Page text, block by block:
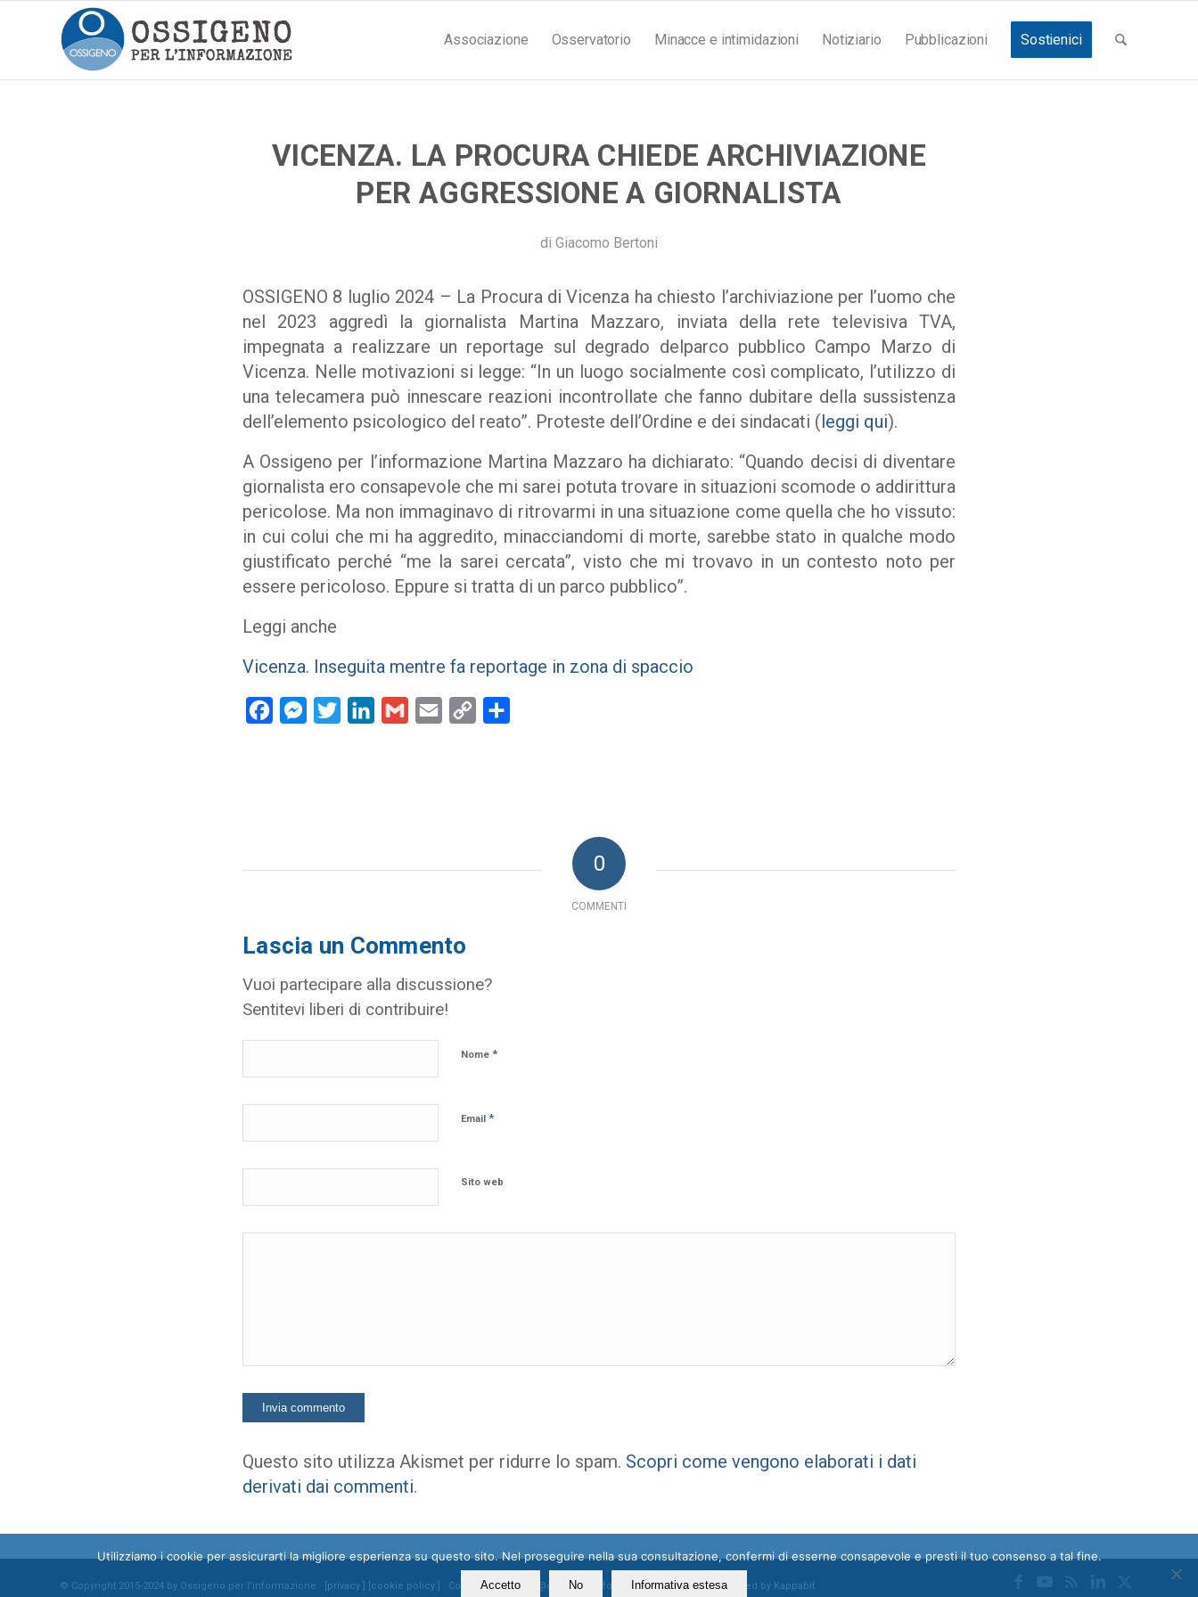
Associazione Osservatorio Minacce e intimidazioni Notiziario Pubblicazioni Sostienici
VICENZA. LA PROCURA CHIEDE ARCHIVIAZIONE
PER AGGRESSIONE A GIORNALISTA
di Giacomo Bertoni
OSSIGENO 8 luglio 2024 – La Procura di Vicenza ha chiesto l’archiviazione per l’uomo che
nel 2023 aggredì la giornalista Martina Mazzaro, inviata della rete televisiva TVA,
impegnata a realizzare un reportage sul degrado delparco pubblico Campo Marzo di
Vicenza. Nelle motivazioni si legge: “In un luogo socialmente così complicato, l’utilizzo di
una telecamera può innescare reazioni incontrollate che fanno dubitare della sussistenza
dell’elemento psicologico del reato”. Proteste dell’Ordine e dei sindacati (leggi qui).
A Ossigeno per l’informazione Martina Mazzaro ha dichiarato: “Quando decisi di diventare
giornalista ero consapevole che mi sarei potuta trovare in situazioni scomode o addirittura
pericolose. Ma non immaginavo di ritrovarmi in una situazione come quella che ho vissuto:
in cui colui che mi ha aggredito, minacciandomi di morte, sarebbe stato in qualche modo
giustificato perché “me la sarei cercata”, visto che mi trovavo in un contesto noto per
essere pericoloso. Eppure si tratta di un parco pubblico”.
Leggi anche
Vicenza. Inseguita mentre fa reportage in zona di spaccio
FacebookMessenger
Twitter LinkedInGmail Email
Copy
0
COMMENTI
Lascia un Commento
Vuoi partecipare alla discussione?
Sentitevi liberi di contribuire!
Nome *
Email *
Sito web
Questo sito utilizza Akismet per ridurre lo spam. Scopri come vengono elaborati i dati
derivati dai commenti.
© Copyright 2015-2024 by Ossigeno per l'informazione [ privacy cookie policy ] Contatti: segreteria@ossigeno.info | +39.06.92958025 - Powered by Kappabit
Utilizziamo i cookie per assicurarti la migliore esperienza su questo sito. Nel proseguire nella sua consultazione, confermi di esserne consapevole e presti il tuo consenso a tal fine.
Accetto No Informativa estesa